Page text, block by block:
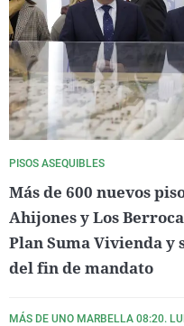
PISOS ASEQUIBLES
Más de 600 nuevos
Ahijones y Los
Plan Suma Vivienda
del fin de mandato
MÁS DE UNO MARBELLA 08:20.